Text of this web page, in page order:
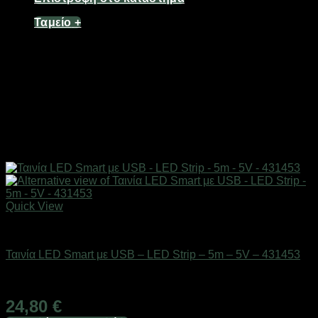
Ταμείο +
Quick View
Ταινία LED Smart με USB – LED Strip – 5m – 5V – 431453
24,80 €